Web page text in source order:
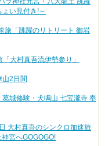
い見付き!～
旅「跳躍のリトリート 御岩
大村真吾流伊勢参り」
山2日間
城修験・犬鳴山 七宝瀧寺 奉
大村真吾のシンクロ加速旅
宮へGOGOGO!